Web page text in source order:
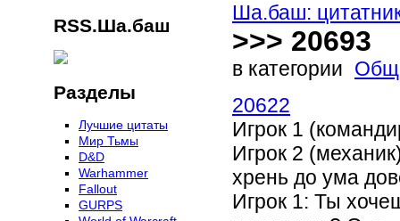
Ша.баш:
>>> 20693
в категории
20622
Игрок 1
Игрок 2
хрень до ума
Игрок 1: Ты
RSS.Ша.баш
Разделы
Лучшие цитаты
Мир Тьмы
D&D
Warhammer
Fallout
GURPS